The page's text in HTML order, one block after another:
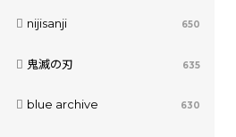
nijisanji 650
鬼滅の刃 635
blue archive 630